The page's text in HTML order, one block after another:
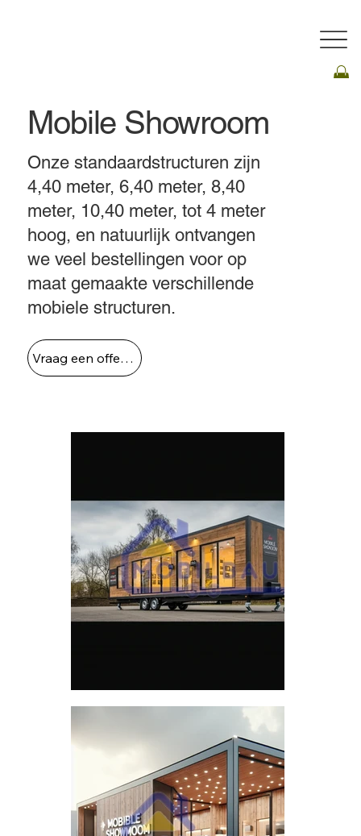
Onze standaardstructuren zijn
4,40 meter, 6,40 meter, 8,40
meter, 10,40 meter, tot 4 meter
hoog, en natuurlijk ontvangen
we veel bestellingen voor op
maat gemaakte verschillende
mobiele structuren.
Mobile Showroom
Vraag een offerte aan